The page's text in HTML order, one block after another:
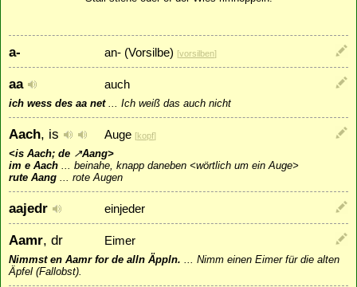
a- an- (Vorsilbe) [vorsilben]
aa auch
ich wess des aa net... Ich weiß das auch nicht
Aach, is Auge [kopf]
<is Aach; de ↗Aang>
im e Aach
beinahe, knapp daneben <wörtlich um ein Auge>
rute Aang
rote Augen
aajedr einjeder
Aamr, dr Eimer
Nimmst en Aamr for de alln Äppln.
Nimm einen Eimer für die alten
Äpfel (Fallobst).